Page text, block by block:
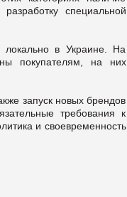
специальной
локально в Украине. На
покупателям, на них
запуск новых брендов
требования к
и своевременность